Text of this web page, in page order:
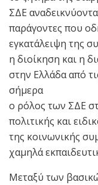
ΣΔΕ
παράγοντες που
εγκατάλειψη της
η διοίκηση και η
στην Ελλάδα από
σήμερα
ο ρόλος των ΣΔΕ
πολιτικής και
της κοινωνικής
χαμηλά
Μεταξύ των